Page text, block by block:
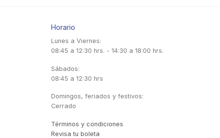
Horario
Lunes a Viernes:
08:45 a 12:30 hrs. - 14:30 a 18:00 hrs.
Sábados:
08:45 a 12:30 hrs
Domingos, feriados y festivos:
Cerrado
Términos y condiciones
Revisa tu boleta